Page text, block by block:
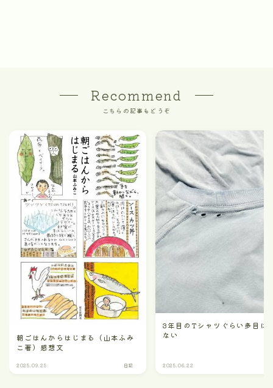
Recommend
こちらの記事もどうぞ
朝ごはんからはじまる（山本ふみ
こ著）感想文
2025.09.25 日記
3年目のTシャツぐらい多目に
ない
2025.06.22